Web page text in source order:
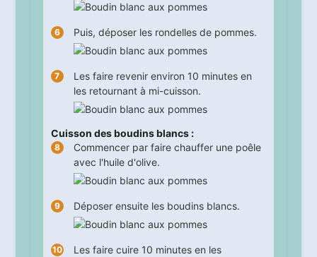
Puis, déposer les rondelles de pommes.
Les faire revenir environ 10 minutes en
les retournant à mi-cuisson.
Cuisson des boudins blancs :
Commencer par faire chauffer une poêle
avec l'huile d'olive.
Déposer ensuite les boudins blancs.
Les faire cuire 10 minutes en les